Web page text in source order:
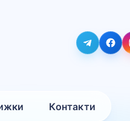
Контакти